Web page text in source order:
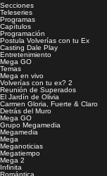
Secciones
Teleseries
Programas
Capítulos
Programación
Postula Volverías con tu Ex
Casting Dale Play
Entretenimiento
Mega GO
Temas
Mega en vivo
Volverías con tu ex? 2
Reunión de Superados
El Jardín de Olivia
Carmen Gloria, Fuerte & Claro
Detrás del Muro
Mega GO
Grupo Megamedia
Megamedia
Mega
Meganoticias
Megatiempo
Mega 2
Infinita
Romántica